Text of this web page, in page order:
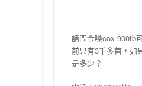
請問金嗓cox-900tb
前只有3千多首，如
是多少？